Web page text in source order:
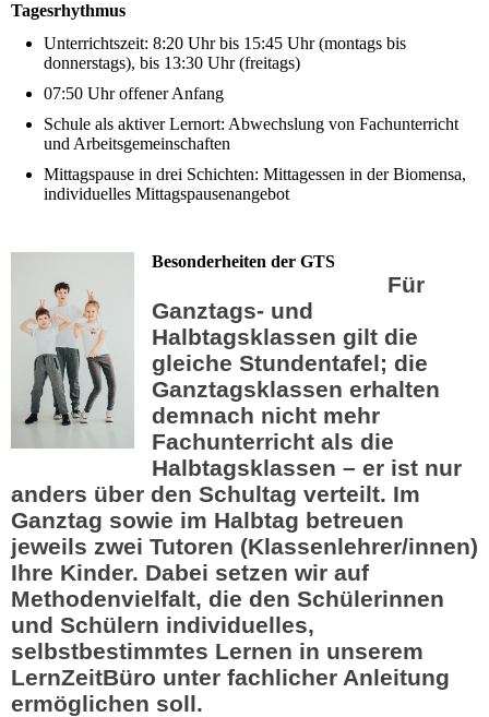
Tagesrhythmus
Unterrichtszeit: 8:20 Uhr bis 15:45 Uhr (montags bis
donnerstags), bis 13:30 Uhr (freitags)
07:50 Uhr offener Anfang
Schule als aktiver Lernort: Abwechslung von Fachunterricht
und Arbeitsgemeinschaften
Mittagspause in drei Schichten: Mittagessen in der Biomensa,
individuelles Mittagspausenangebot
Besonderheiten der GTS
Für
Ganztags- und
Halbtagsklassen gilt die
gleiche Stundentafel; die
Ganztagsklassen erhalten
demnach nicht mehr
Fachunterricht als die
Halbtagsklassen – er ist nur
anders über den Schultag verteilt. Im
Ganztag sowie im Halbtag betreuen
jeweils zwei Tutoren (Klassenlehrer/innen)
Ihre Kinder. Dabei setzen wir auf
Methodenvielfalt, die den Schülerinnen
und Schülern individuelles,
selbstbestimmtes Lernen in unserem
LernZeitBüro unter fachlicher Anleitung
ermöglichen soll.